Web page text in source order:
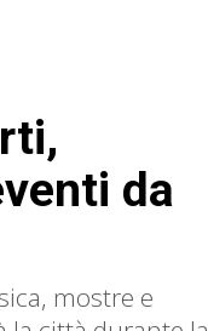
da
mostre e